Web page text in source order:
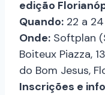
edição
Quando: 22 a
Onde: Softplan
Boiteux Piazza,
do Bom Jesus,
Inscrições e